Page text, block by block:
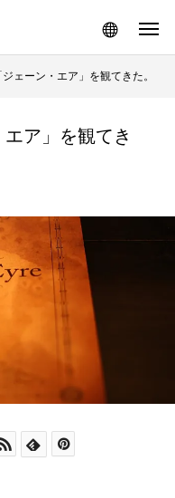
ェーン・エア」を観てきた。
ア」を観てき